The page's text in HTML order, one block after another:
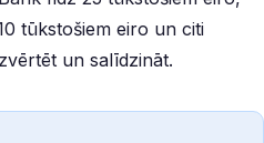
tūkstošiem eiro un citi
un salīdzināt.